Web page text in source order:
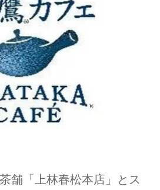
舗「上林春松本店」とス